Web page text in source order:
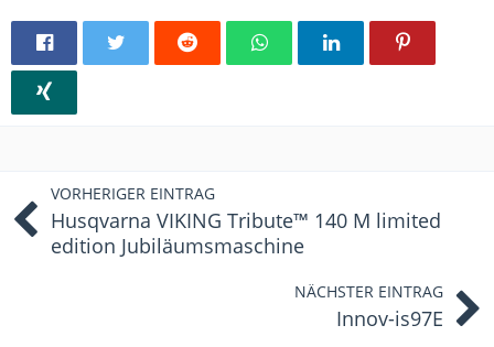
VORHERIGER EINTRAG
Husqvarna VIKING Tribute™ 140 M limited
edition Jubiläumsmaschine
NÄCHSTER EINTRAG
Innov-is97E